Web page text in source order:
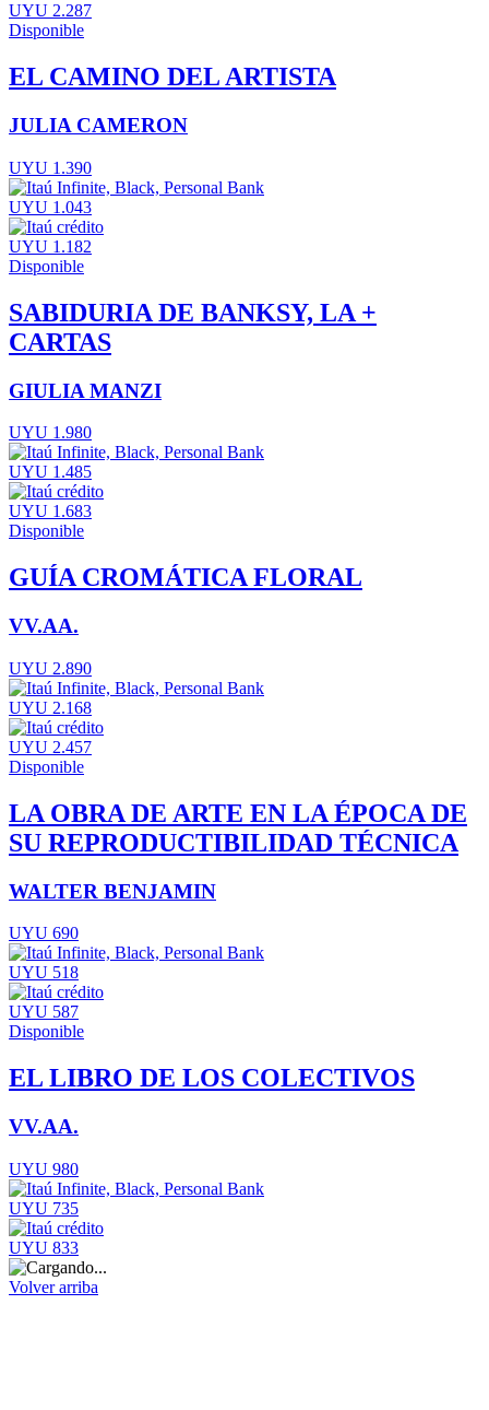
UYU 2.287
Disponible
EL CAMINO DEL ARTISTA
JULIA CAMERON
UYU 1.390
UYU 1.043
UYU 1.182
Disponible
SABIDURIA DE BANKSY, LA +
CARTAS
GIULIA MANZI
UYU 1.980
UYU 1.485
UYU 1.683
Disponible
GUÍA CROMÁTICA FLORAL
VV.AA.
UYU 2.890
UYU 2.168
UYU 2.457
Disponible
LA OBRA DE ARTE EN LA ÉPOCA DE
SU REPRODUCTIBILIDAD TÉCNICA
WALTER BENJAMIN
UYU 690
UYU 518
UYU 587
Disponible
EL LIBRO DE LOS COLECTIVOS
VV.AA.
UYU 980
UYU 735
UYU 833
Volver arriba